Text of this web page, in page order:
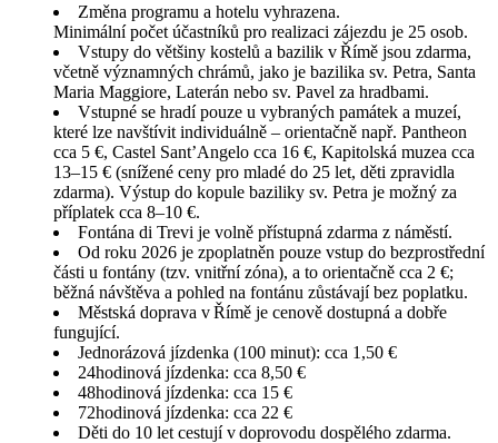
Změna programu a hotelu vyhrazena.
Minimální počet účastníků pro realizaci zájezdu je 25 osob.
Vstupy do většiny kostelů a bazilik v Římě jsou zdarma,
včetně významných chrámů, jako je bazilika sv. Petra, Santa
Maria Maggiore, Laterán nebo sv. Pavel za hradbami.
Vstupné se hradí pouze u vybraných památek a muzeí,
které lze navštívit individuálně – orientačně např. Pantheon
cca 5 €, Castel Sant’Angelo cca 16 €, Kapitolská muzea cca
13–15 € (snížené ceny pro mladé do 25 let, děti zpravidla
zdarma). Výstup do kopule baziliky sv. Petra je možný za
příplatek cca 8–10 €.
Fontána di Trevi je volně přístupná zdarma z náměstí.
Od roku 2026 je zpoplatněn pouze vstup do bezprostřední
části u fontány (tzv. vnitřní zóna), a to orientačně cca 2 €;
běžná návštěva a pohled na fontánu zůstávají bez poplatku.
Městská doprava v Římě je cenově dostupná a dobře
fungující.
Jednorázová jízdenka (100 minut): cca 1,50 €
24hodinová jízdenka: cca 8,50 €
48hodinová jízdenka: cca 15 €
72hodinová jízdenka: cca 22 €
Děti do 10 let cestují v doprovodu dospělého zdarma.